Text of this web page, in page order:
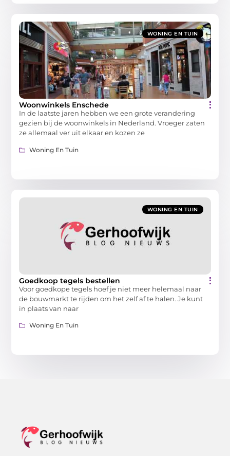
WONING EN TUIN
Woonwinkels Enschede
In de laatste jaren hebben we een grote verandering
gezien bij de woonwinkels in Nederland. Vroeger zaten
ze allemaal ver uit elkaar en kozen ze
Woning En Tuin
WONING EN TUIN
Goedkoop tegels bestellen
Voor goedkope tegels hoef je niet meer helemaal naar
de bouwmarkt te rijden om het zelf af te halen. Je kunt
in plaats van naar
Woning En Tuin